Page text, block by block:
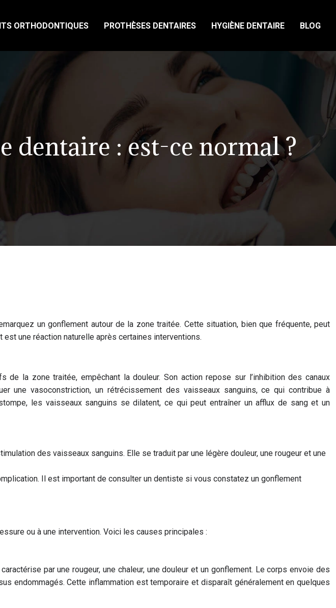
ORTHODONTIQUES PROTHÈSES DENTAIRES HYGIÈNE DENTAIRE BLOG
dentaire : est-ce normal ?
un gonflement autour de la zone traitée. Cette situation, bien que fréquente, peut
une réaction naturelle après certaines interventions.
la zone traitée, empêchant la douleur. Son action repose sur l’inhibition des canaux
une vasoconstriction, un rétrécissement des vaisseaux sanguins, ce qui contribue à
les vaisseaux sanguins se dilatent, ce qui peut entraîner un afflux de sang et un
des vaisseaux sanguins. Elle se traduit par une légère douleur, une rougeur et une
Il est important de consulter un dentiste si vous constatez un gonflement
ou à une intervention. Voici les causes principales :
par une rougeur, une chaleur, une douleur et un gonflement. Le corps envoie des
endommagés. Cette inflammation est temporaire et disparaît généralement en quelques